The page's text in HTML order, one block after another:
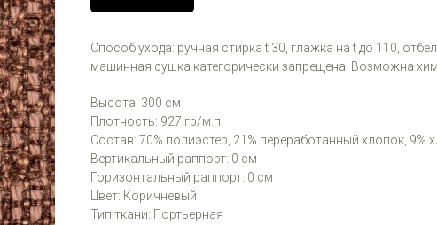
Способ ухода: ручная стирка t 30, глажка на t до 110,
машинная сушка категорически запрещена. Возможна
Высота: 300 см
Плотность: 927 гр/м.п.
Состав: 70% полиэстер, 21% переработанный хлопок, 9%
Вертикальный раппорт: 0 см
Горизонтальный раппорт: 0 см
Цвет: Коричневый
Тип ткани: Портьерная